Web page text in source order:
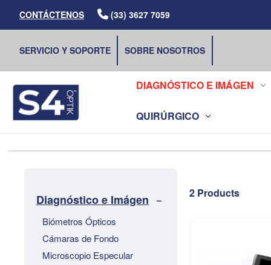
CONTÁCTENOS (33) 3627 7059
SERVICIO Y SOPORTE SOBRE NOSOTROS
DIAGNÓSTICO E IMÁGEN
QUIRÚRGICO
Diagnóstico e Imágen
Biómetros Ópticos
Cámaras de Fondo
Microscopio Especular
2 Products